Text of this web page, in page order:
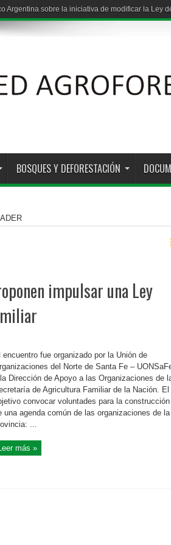
Argentina sobre la iniciativa de modificar la Ley
BOSQUES Y DEFORESTACIÓN
impulsar una Ley
encuentro fue organizado por la Unión de
del Norte de Santa Fe –
Dirección de Apoyo a las Organizaciones de
de Agricultura Familiar de la Nación. El
convocar voluntades para la construcción
una agenda común de las organizaciones de la
...
más »